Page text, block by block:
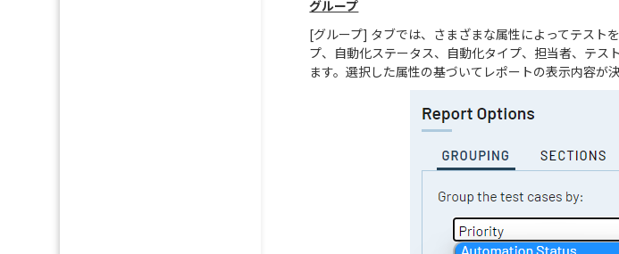
グループ
[グループ] タブでは、さまざまな属性によってテスト
プ、自動化ステータス、自動化タイプ、担当者、テス
ます。選択した属性の基づいてレポートの表示内容が決